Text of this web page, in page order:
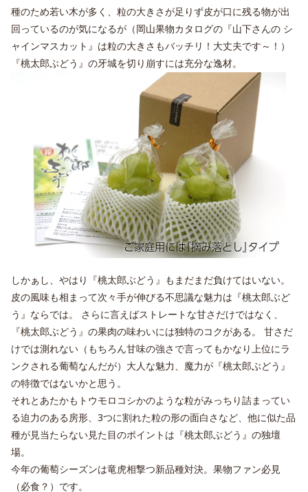
種のため若い木が多く、粒の大きさが足りず皮が口に残る物が出
回っているのが気になるが（岡山果物カタログの『山下さんの シ
ャインマスカット』は粒の大きさもバッチリ！大丈夫です～！）
『桃太郎ぶどう』の牙城を切り崩すには充分な逸材。
しかぁし、やはり『桃太郎ぶどう』もまだまだ負けてはいない。
皮の風味も相まって次々手が伸びる不思議な魅力は『桃太郎ぶど
う』ならでは。 さらに言えばストレートな甘さだけではなく、
『桃太郎ぶどう』の果肉の味わいには独特のコクがある。 甘さだ
けでは測れない（もちろん甘味の強さで言ってもかなり上位にラ
ンクされる葡萄なんだが）大人な魅力、魔力が『桃太郎ぶどう』
の特徴ではないかと思う。
それとあたかもトウモロコシかのような粒がみっちり詰まってい
る迫力のある房形、3つに割れた粒の形の面白さなど、他に似た品
種が見当たらない見た目のポイントは『桃太郎ぶどう』の独壇
場。
今年の葡萄シーズンは竜虎相撃つ新品種対決。果物ファン必見
（必食？）です。